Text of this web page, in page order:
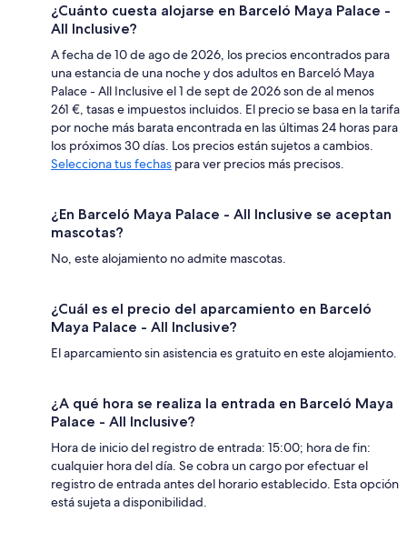
¿Cuánto cuesta alojarse en Barceló Maya Palace -
All Inclusive?
A fecha de 10 de ago de 2026, los precios encontrados para
una estancia de una noche y dos adultos en Barceló Maya
Palace - All Inclusive el 1 de sept de 2026 son de al menos
261 €, tasas e impuestos incluidos. El precio se basa en la tarifa
por noche más barata encontrada en las últimas 24 horas para
los próximos 30 días. Los precios están sujetos a cambios.
Selecciona tus fechas para ver precios más precisos.
¿En Barceló Maya Palace - All Inclusive se aceptan
mascotas?
No, este alojamiento no admite mascotas.
¿Cuál es el precio del aparcamiento en Barceló
Maya Palace - All Inclusive?
El aparcamiento sin asistencia es gratuito en este alojamiento.
¿A qué hora se realiza la entrada en Barceló Maya
Palace - All Inclusive?
Hora de inicio del registro de entrada: 15:00; hora de fin:
cualquier hora del día. Se cobra un cargo por efectuar el
registro de entrada antes del horario establecido. Esta opción
está sujeta a disponibilidad.